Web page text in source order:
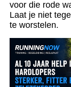
voor die rode
Laat je niet
te worstelen.